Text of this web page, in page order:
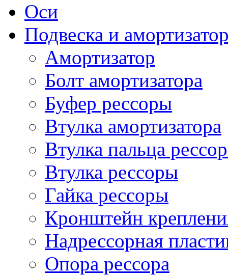
Оси
Подвеска и
Амортизатор
Болт амортизатора
Буфер рессоры
Втулка амортизатора
Втулка пальца
Втулка рессоры
Гайка рессоры
Кронштейн
Надрессорная
Опора рессора